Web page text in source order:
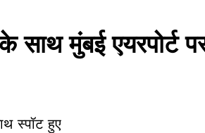
मुंबई एयरपोर्ट
स्पॉट हुए